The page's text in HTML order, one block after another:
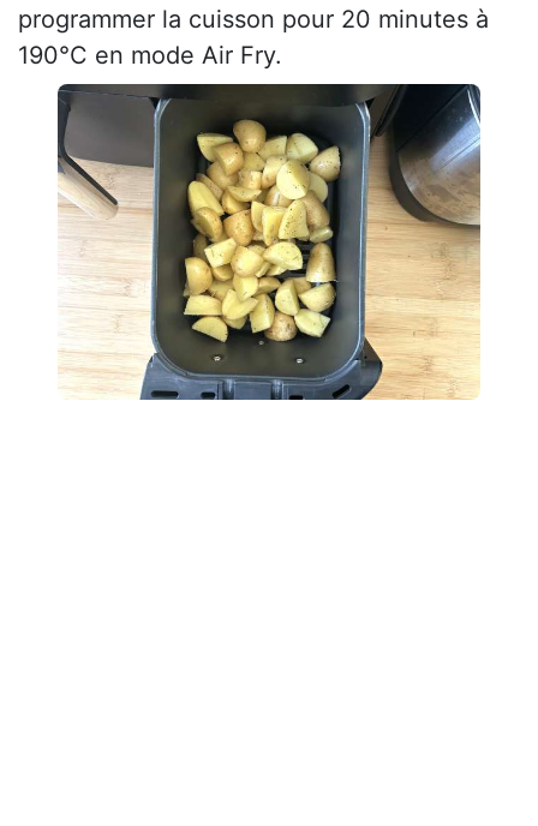
programmer la cuisson pour 20 minutes à
190°C en mode Air Fry.